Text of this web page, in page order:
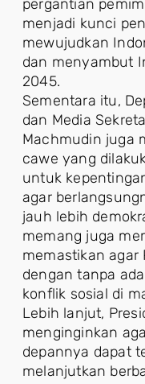
pergantian
menjadi kunci
mewujudkan
dan menyambut
2045.
Sementara itu,
dan Media
Machmudin juga
cawe yang
untuk
agar
jauh lebih
memang juga
memastikan agar
dengan tanpa
konflik sosial di
Lebih lanjut,
menginginkan
depannya dapat
melanjutkan